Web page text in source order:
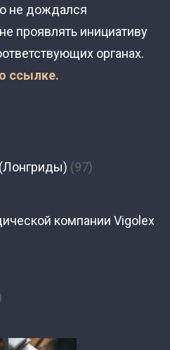
не дождался
проявлять инициативу
органах.
ссылке.
(97)
компании Vigolex